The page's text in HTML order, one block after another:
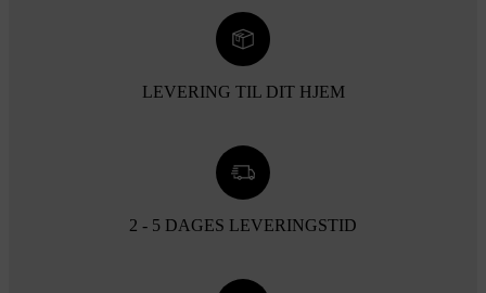
LEVERING TIL DIT HJEM
2 - 5 DAGES LEVERINGSTID